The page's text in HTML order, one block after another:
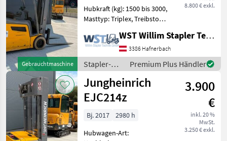
Gebrauchtmaschine
8.800 € exkl.
Hubkraft (kg): 1500 bis 3000,
Masttyp: Triplex, Treibstoff:
Frontstapler / Elektro 4
Rad-Stapler, Tragkraft:
2000kg, Hubhöhe: 5000mm,
Bauhöhe: 2235m
WST Willim Stapler Technik GmbH
3386 Hafnerbach
Stapler-
und
Lagertechnik
/
Jungheinrich
Premium Plus Händler
Jungheinrich
EJC214z
3.900
€
inkl. 20 %
MwSt.
3.250 € exkl.
Bj. 2017
2980 h
Hubwagen-Art: